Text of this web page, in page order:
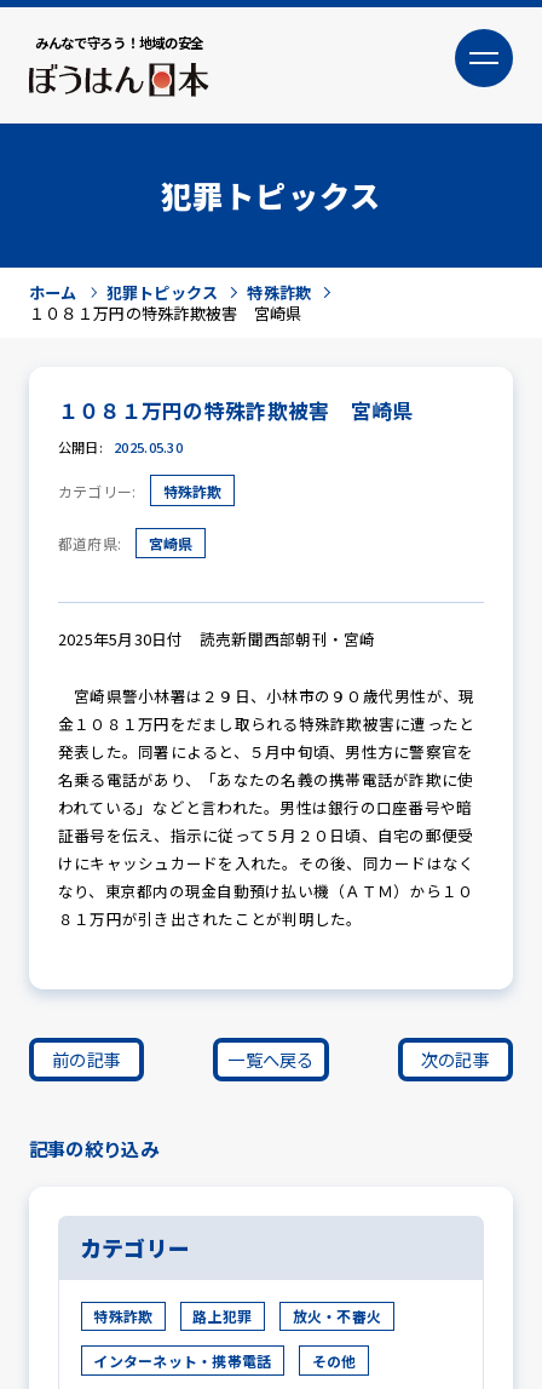
みんなで守ろう！地域の安全
大
防犯活動ニュース
防犯パトロール
防犯セミナー
防犯対策情報
犯罪トピックス
ホーム 犯罪トピックス
特殊詐欺
１０８１万円の特殊詐欺被害 宮崎県
１０８１万円の特殊詐欺被害 宮崎県
公開日: 2025.05.30
カテゴリー: 特殊詐欺
都道府県: 宮崎県
2025年5月30日付 読売新聞西部朝刊・宮崎
宮崎県警小林署は２９日、小林市の９０歳代男性が、現
金１０８１万円をだまし取られる特殊詐欺被害に遭ったと
発表した。同署によると、５月中旬頃、男性方に警察官を
名乗る電話があり、「あなたの名義の携帯電話が詐欺に使
われている」などと言われた。男性は銀行の口座番号や暗
証番号を伝え、指示に従って５月２０日頃、自宅の郵便受
けにキャッシュカードを入れた。その後、同カードはなく
なり、東京都内の現金自動預け払い機（ＡＴＭ）から１０
８１万円が引き出されたことが判明した。
前の記事 一覧へ戻る 次の記事
記事の絞り込み
カテゴリー
特殊詐欺 路上犯罪 放火・不審火
インターネット・携帯電話 その他